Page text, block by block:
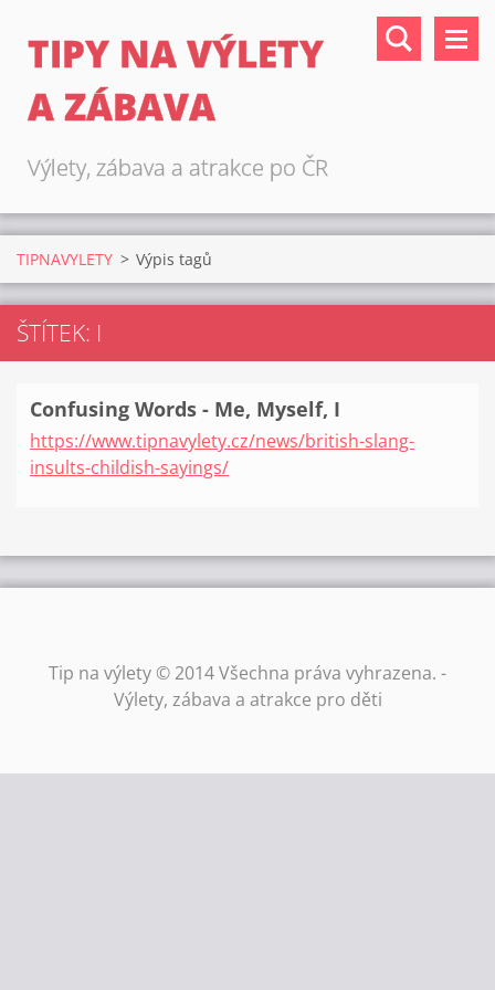
TIPY NA VÝLETY
A ZÁBAVA
Výlety, zábava a atrakce po ČR
TIPNAVYLETY > Výpis tagů
ŠTÍTEK: I
Confusing Words - Me, Myself, I
https://www.tipnavylety.cz/news/british-slang-
insults-childish-sayings/
Tip na výlety © 2014 Všechna práva vyhrazena. -
Výlety, zábava a atrakce pro děti